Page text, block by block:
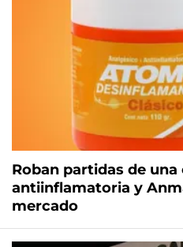
Roban partidas de
antiinflamatoria y
mercado